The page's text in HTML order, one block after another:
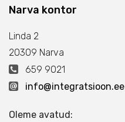
Narva kontor
Linda 2
20309 Narva
659 9021
info@integratsioon.ee
Oleme avatud: